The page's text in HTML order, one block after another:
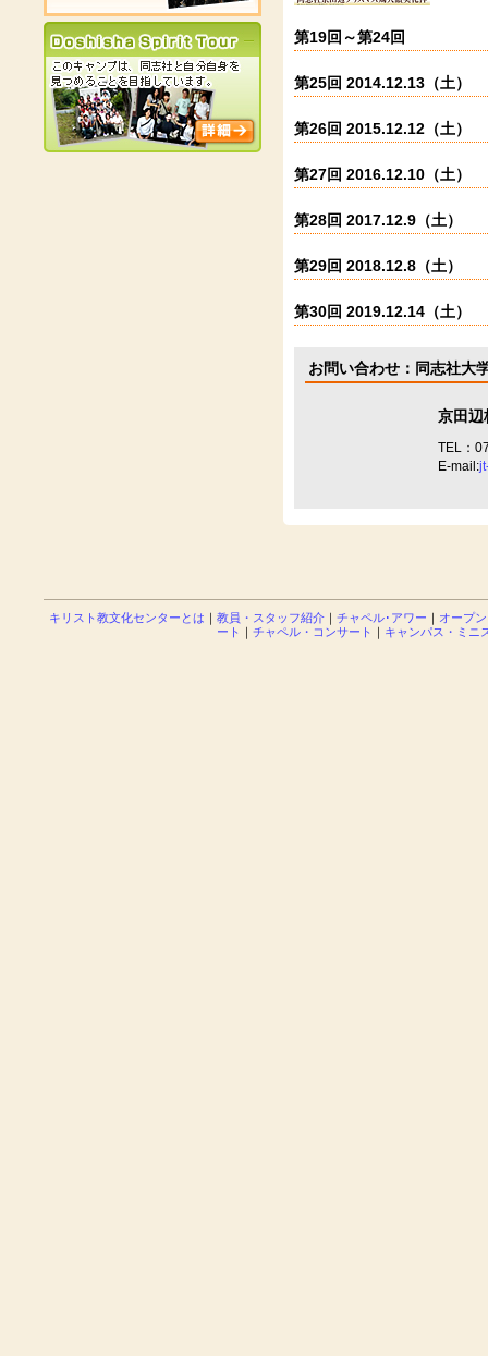
第19回～第24回
第25回 2014.12.13（土）
第26回 2015.12.12（土）
第27回 2016.12.10（土）
第28回 2017.12.9（土）
第29回 2018.12.8（土）
第30回 2019.12.14（土）
お問い合わせ：同志社大
京田辺
TEL：
E-mail:
キリスト教文化センターとは ｜ 教員・スタッフ紹介｜ チャペル･アワー ｜ オープ
ート
｜ チャペル・コンサート ｜ キャンパス・ミニ